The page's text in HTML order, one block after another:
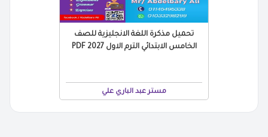
تحميل مذكرة اللغة الانجليزية للصف
الخامس الابتدائي الترم الاول 2027 PDF
مستر عبد الباري علي